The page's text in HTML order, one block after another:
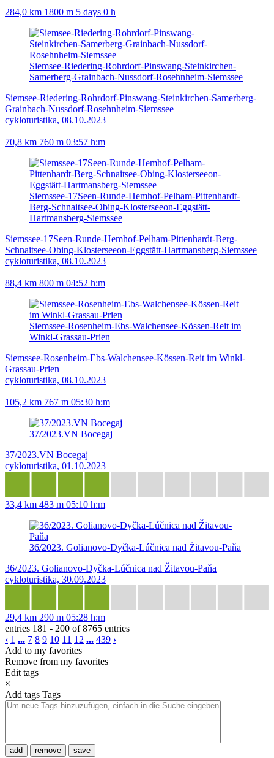
284,0 km 1800 m 5 days 0 h
Siemsee-Riedering-Rohrdorf-Pinswang-Steinkirchen-
Samerberg-Grainbach-Nussdorf-Rosehnheim-Siemssee
Siemsee-Riedering-Rohrdorf-Pinswang-Steinkirchen-Samerberg-
Grainbach-Nussdorf-Rosehnheim-Siemssee
cykloturistika, 08.10.2023
70,8 km 760 m 03:57 h:m
Siemssee-17Seen-Runde-Hemhof-Pelham-Pittenhardt-
Berg-Schnaitsee-Obing-Klosterseeon-Eggstätt-
Hartmansberg-Siemssee
Siemssee-17Seen-Runde-Hemhof-Pelham-Pittenhardt-Berg-
Schnaitsee-Obing-Klosterseeon-Eggstätt-Hartmansberg-Siemssee
cykloturistika, 08.10.2023
88,4 km 800 m 04:52 h:m
Siemssee-Rosenheim-Ebs-Walchensee-Kössen-Reit im
Winkl-Grassau-Prien
Siemssee-Rosenheim-Ebs-Walchensee-Kössen-Reit im Winkl-
Grassau-Prien
cykloturistika, 08.10.2023
105,2 km 767 m 05:30 h:m
37/2023.VN Bocegaj
37/2023.VN Bocegaj
cykloturistika, 01.10.2023
33,4 km 483 m 05:10 h:m
36/2023. Golianovo-Dyčka-Lúčnica nad Žitavou-Paňa
36/2023. Golianovo-Dyčka-Lúčnica nad Žitavou-Paňa
cykloturistika, 30.09.2023
29,4 km 290 m 05:28 h:m
entries 181 - 200 of 8765 entries
‹ 1 ... 7 8 9 10 11 12 ... 439 ›
Add to my favorites
Remove from my favorites
Edit tags
×
Add tags Tags
add remove save